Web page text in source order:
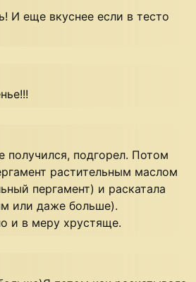
И еще вкуснее если в тесто
получился, подгорел. Потом
растительным маслом
пергамент) и раскатала
или даже больше).
и в меру хрустяще.